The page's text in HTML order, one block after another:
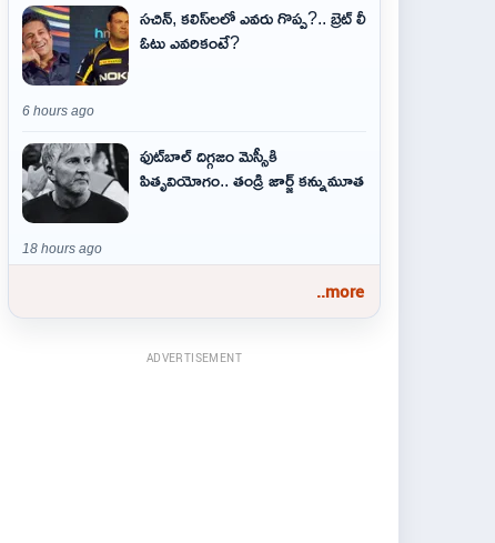
సచిన్, కలిస్‌లలో ఎవరు గొప్ప?.. బ్రెట్ లీ
ఓటు ఎవరికంటే?
6 hours ago
ఫుట్‌బాల్ దిగ్గజం మెస్సీకి
పితృవియోగం.. తండ్రి జార్జ్ కన్నుమూత
18 hours ago
..more
ADVERTISEMENT